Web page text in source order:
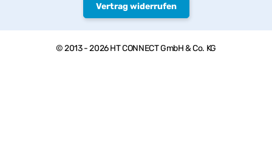
Vertrag widerrufen
© 2013 - 2026 HT CONNECT GmbH & Co. KG